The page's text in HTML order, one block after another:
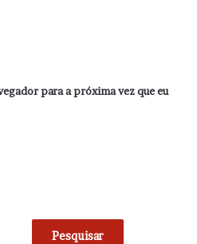
para a próxima vez que eu
Pesquisar